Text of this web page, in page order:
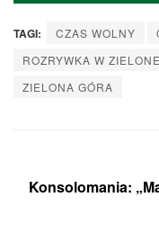
TAGI: CZAS WOLNY
ROZRYWKA W
ZIELONA GÓRA
Konsolomania: